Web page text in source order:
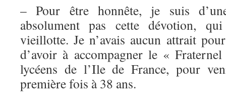
– Pour être honnête, je suis
absolument pas cette dévotion,
vieillotte. Je n’avais aucun attrait
d’avoir à accompagner le «
lycéens de l’Ile de France, pour
première fois à 38 ans.